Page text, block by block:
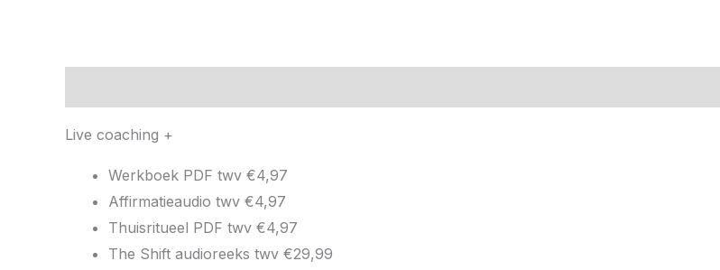
Live coaching +
Werkboek PDF twv €4,97
Affirmatieaudio twv €4,97
Thuisritueel PDF twv €4,97
The Shift audioreeks twv €29,99